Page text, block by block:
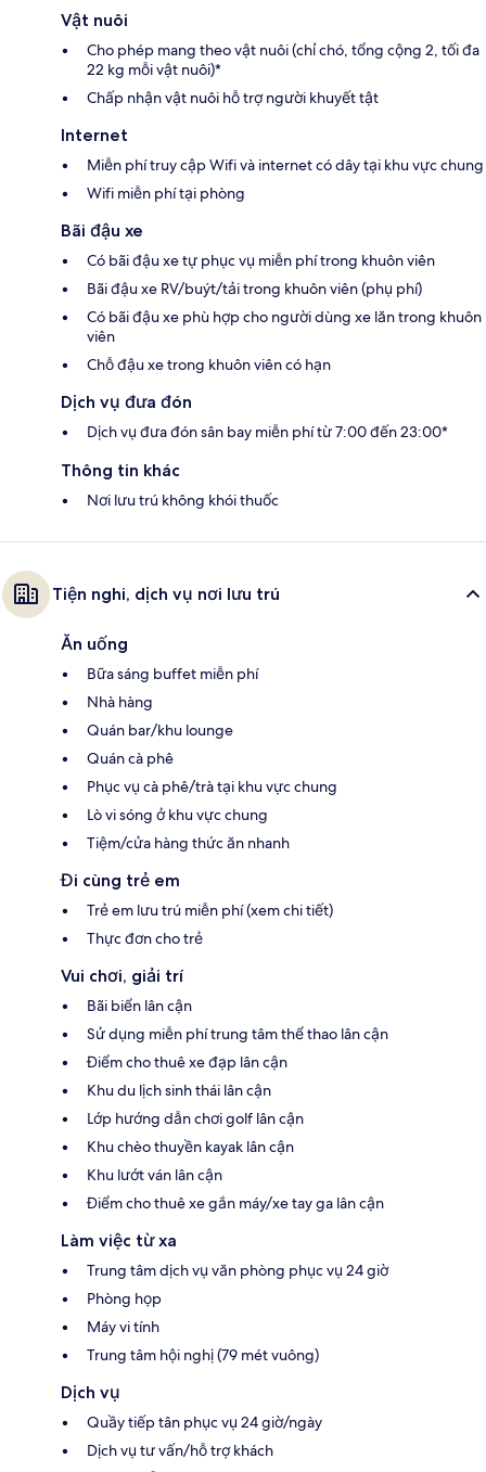
Vật nuôi
Cho phép mang theo vật nuôi (chỉ chó, tổng cộng 2, tối đa
22 kg mỗi vật nuôi)*
Chấp nhận vật nuôi hỗ trợ người khuyết tật
Internet
Miễn phí truy cập Wifi và internet có dây tại khu vực chung
Wifi miễn phí tại phòng
Bãi đậu xe
Có bãi đậu xe tự phục vụ miễn phí trong khuôn viên
Bãi đậu xe RV/buýt/tải trong khuôn viên (phụ phí)
Có bãi đậu xe phù hợp cho người dùng xe lăn trong khuôn
viên
Chỗ đậu xe trong khuôn viên có hạn
Dịch vụ đưa đón
Dịch vụ đưa đón sân bay miễn phí từ 7:00 đến 23:00*
Thông tin khác
Nơi lưu trú không khói thuốc
Tiện nghi, dịch vụ nơi lưu trú
Ăn uống
Bữa sáng buffet miễn phí
Nhà hàng
Quán bar/khu lounge
Quán cà phê
Phục vụ cà phê/trà tại khu vực chung
Lò vi sóng ở khu vực chung
Tiệm/cửa hàng thức ăn nhanh
Đi cùng trẻ em
Trẻ em lưu trú miễn phí (xem chi tiết)
Thực đơn cho trẻ
Vui chơi, giải trí
Bãi biển lân cận
Sử dụng miễn phí trung tâm thể thao lân cận
Điểm cho thuê xe đạp lân cận
Khu du lịch sinh thái lân cận
Lớp hướng dẫn chơi golf lân cận
Khu chèo thuyền kayak lân cận
Khu lướt ván lân cận
Điểm cho thuê xe gắn máy/xe tay ga lân cận
Làm việc từ xa
Trung tâm dịch vụ văn phòng phục vụ 24 giờ
Phòng họp
Máy vi tính
Trung tâm hội nghị (79 mét vuông)
Dịch vụ
Quầy tiếp tân phục vụ 24 giờ/ngày
Dịch vụ tư vấn/hỗ trợ khách